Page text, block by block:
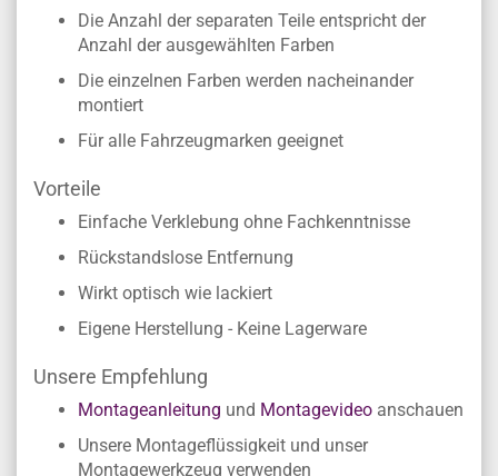
Die Anzahl der separaten Teile entspricht der
Anzahl der ausgewählten Farben
Die einzelnen Farben werden nacheinander
montiert
Für alle Fahrzeugmarken geeignet
Vorteile
Einfache Verklebung ohne Fachkenntnisse
Rückstandslose Entfernung
Wirkt optisch wie lackiert
Eigene Herstellung - Keine Lagerware
Unsere Empfehlung
Montageanleitung und Montagevideo anschauen
Unsere Montageflüssigkeit und unser
Montagewerkzeug verwenden